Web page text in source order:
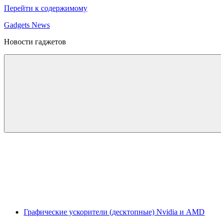
Перейти к содержимому
Gadgets News
Новости гаджетов
Графические ускорители (десктопные) Nvidia и AMD